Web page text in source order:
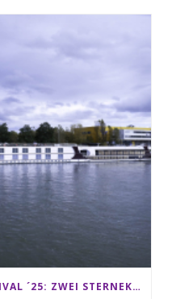
EXCELLENCE GOURMETFESTIVAL ´25: ZWEI STERNEKÖCHE ANTONIO GUIDA & DARIO MORESCO VERWÖHNEN IHRE GÄSTE AUF EINER LUXERIÖSEN SCHIFFSREISE